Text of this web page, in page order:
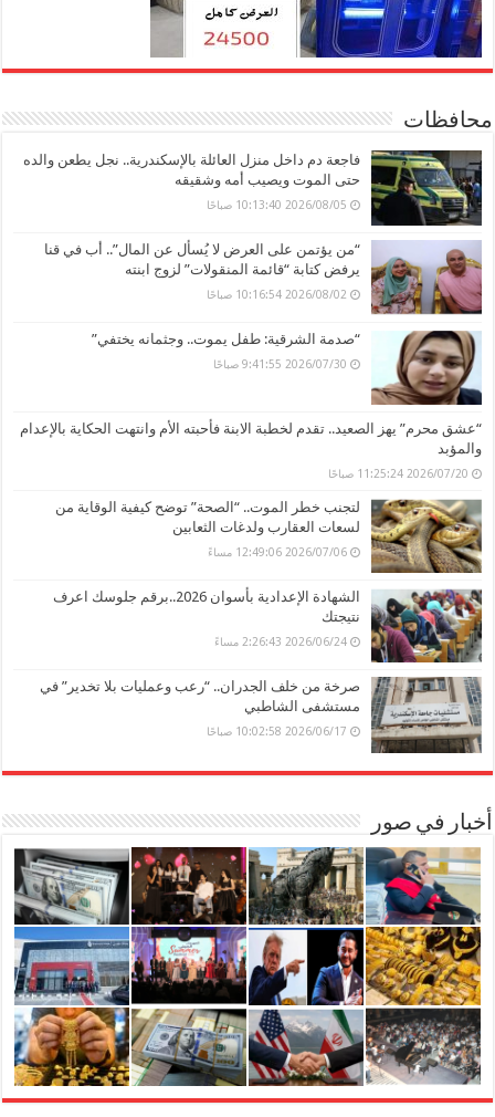
محافظات
فاجعة دم داخل منزل العائلة بالإسكندرية.. نجل يطعن والده
حتى الموت ويصيب أمه وشقيقه
2026/08/05 10:13:40 صباحًا
“من يؤتمن على العرض لا يُسأل عن المال”.. أب في قنا
يرفض كتابة “قائمة المنقولات” لزوج ابنته
2026/08/02 10:16:54 صباحًا
“صدمة الشرقية: طفل يموت.. وجثمانه يختفي”
2026/07/30 9:41:55 صباحًا
“عشق محرم” يهز الصعيد.. تقدم لخطبة الابنة فأحبته الأم وانتهت الحكاية بالإعدام
والمؤبد
2026/07/20 11:25:24 صباحًا
لتجنب خطر الموت.. “الصحة” توضح كيفية الوقاية من
لسعات العقارب ولدغات الثعابين
2026/07/06 12:49:06 مساءً
الشهادة الإعدادية بأسوان 2026..برقم جلوسك اعرف
نتيجتك
2026/06/24 2:26:43 مساءً
صرخة من خلف الجدران.. “رعب وعمليات بلا تخدير” في
مستشفى الشاطبي
2026/06/17 10:02:58 صباحًا
أخبار في صور